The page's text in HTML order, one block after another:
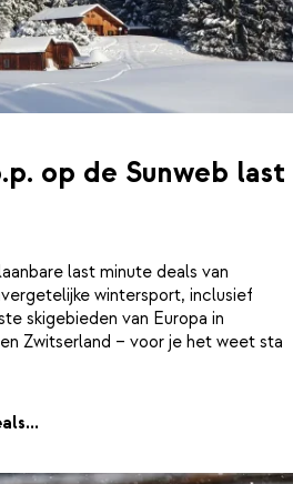
op de Sunweb last
last minute deals van
wintersport, inclusief
skigebieden van Europa in
Zwitserland – voor je het weet sta